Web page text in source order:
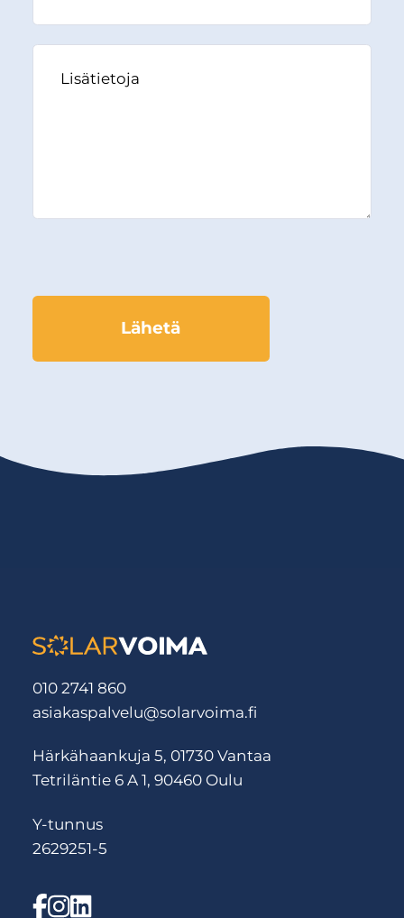
010 2741 860
asiakaspalvelu@solarvoima.fi
Härkähaankuja 5, 01730 Vantaa
Tetriläntie 6 A 1, 90460 Oulu
Y-tunnus
2629251-5